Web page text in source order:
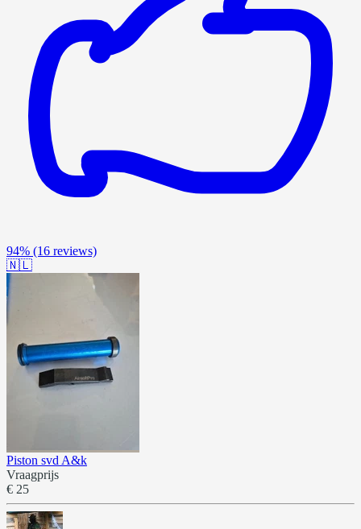
94% (16 reviews)
🇳🇱
Piston svd A&k
Vraagprijs
€ 25